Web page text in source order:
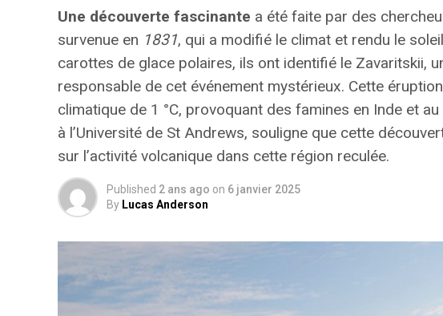
Une découverte fascinante a été faite par des
survenue en 1831, qui a modifié le climat et rendu le
carottes de glace polaires, ils ont identifié le Zavaritskii,
responsable de cet événement mystérieux. Cette
climatique de 1 °C, provoquant des famines en Inde et
à l’Université de St Andrews, souligne que cette
sur l’activité volcanique dans cette région reculée.
Published 2 ans ago on 6 janvier 2025
By Lucas Anderson